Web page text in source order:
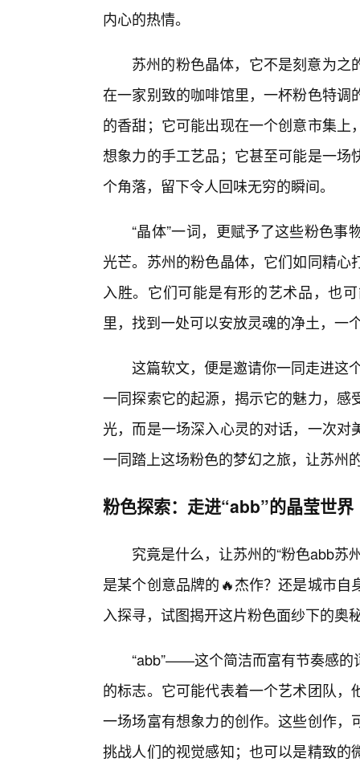
内心的热情。
苏州的粉色晶体，它不是刻意为
在一家别致的咖啡馆里，一杯粉色特
的香甜；它可能出现在一个创意市集
想象力的手工艺品；它甚至可能是一
个角落，留下令人回味无穷的瞬间。
“晶体”一词，更赋予了这些粉色
光芒。苏州的粉色晶体，它们如同精
入胜。它们可能是有形的艺术品，也
里，找到一处可以安放灵魂的净土，一
这篇软文，便是邀请你一同走进这
一同探索它的起源，揭示它的魅力，
光，而是一场深入心灵的对话，一次
一同踏上这场粉色的梦幻之旅，让苏州
粉色探索：走进“abb”的晶莹世界
究竟是什么，让苏州的“粉色abb苏
是某个创意品牌的🔥杰作？还是城市
入探寻，试图揭开这片粉色面纱下的奥
“abb”——这个简洁而富有节奏感的
的标志。它可能代表着一个艺术团队
一场场富有想象力的创作。这些创作
挑战人们的视觉感知；也可以是精致